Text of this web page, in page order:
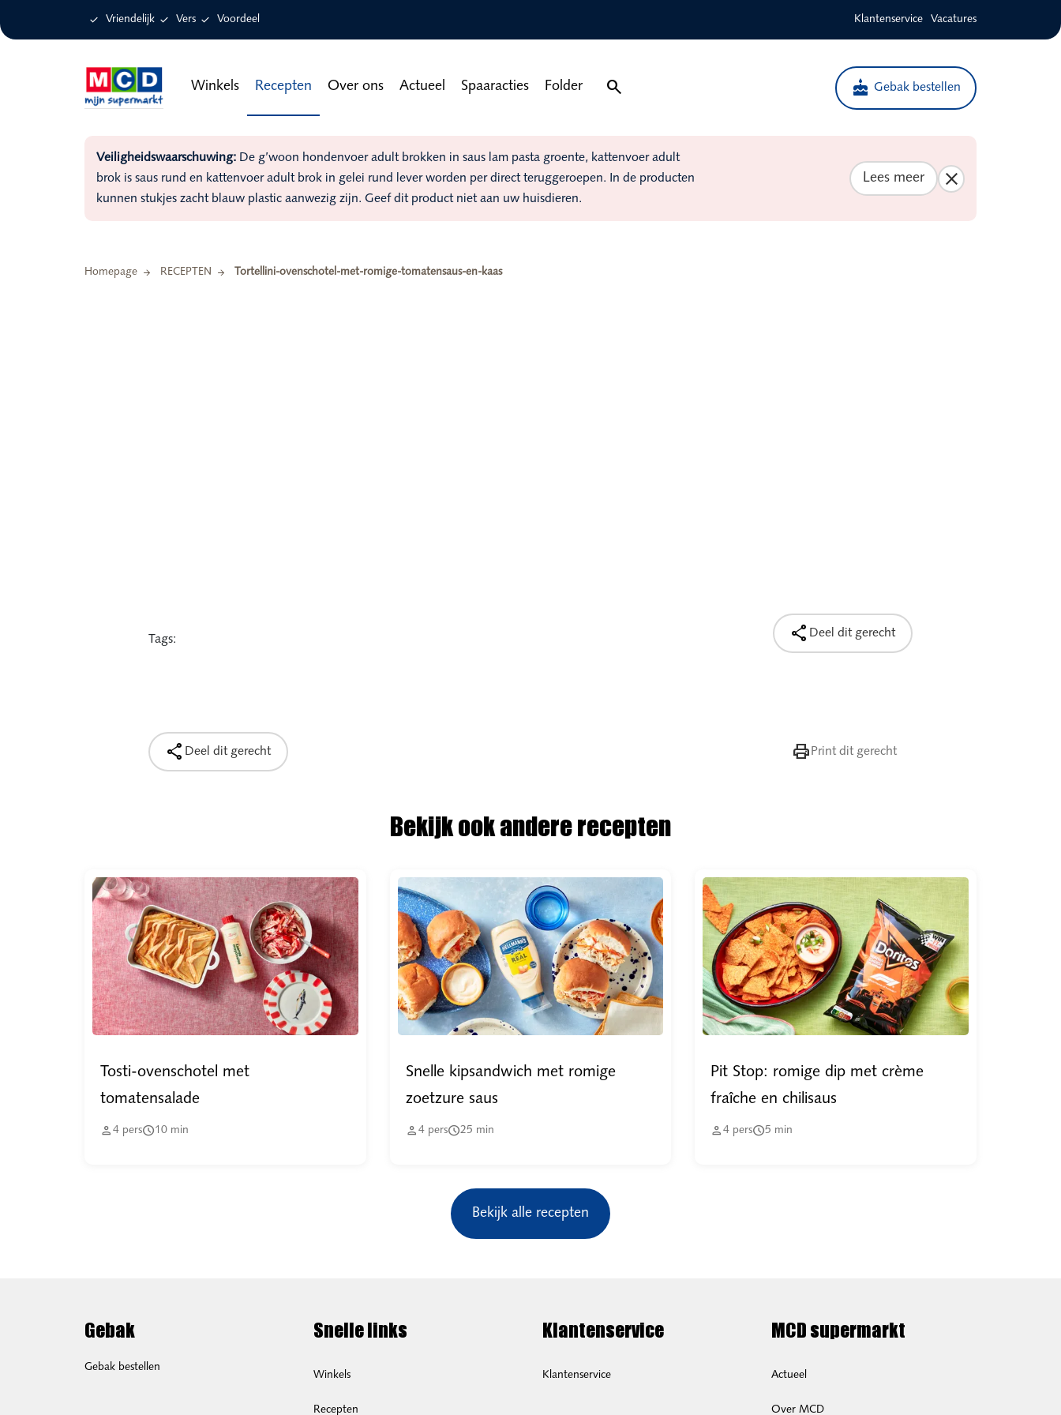
 Vriendelijk  Vers  Voordeel Klantenservice Vacatures
Winkels Recepten Over ons Actueel Spaaracties Folder  cake Gebak bestellen
Veiligheidswaarschuwing: De g’woon hondenvoer adult brokken in saus lam pasta groente, kattenvoer adult
brok is saus rund en kattenvoer adult brok in gelei rund lever worden per direct teruggeroepen. In de producten
kunnen stukjes zacht blauw plastic aanwezig zijn. Geef dit product niet aan uw huisdieren.
Lees meer
Homepage RECEPTEN Tortellini-ovenschotel-met-romige-tomatensaus-en-kaas
Tags:  Deel dit gerecht
 Deel dit gerecht  Print dit gerecht
Bekijk ook andere recepten
Tosti-ovenschotel met
tomatensalade
 4 pers10 min
Snelle kipsandwich met romige
zoetzure saus
 4 pers25 min
Pit Stop: romige dip met crème
fraîche en chilisaus
4 pers5 min
Bekijk alle recepten
Gebak
Gebak bestellen
Snelle links
Winkels
Recepten
Klantenservice
Klantenservice
MCD supermarkt
Actueel
Over MCD